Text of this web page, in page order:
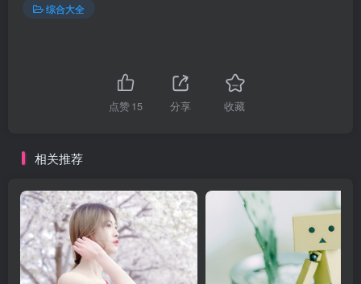
综合大全
点赞15 分享 收藏
相关推荐